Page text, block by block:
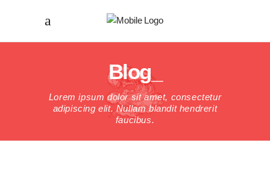
Blog_
Lorem ipsum dolor sit amet, consectetur
adipiscing elit. Nullam blandit hendrerit
faucibus.